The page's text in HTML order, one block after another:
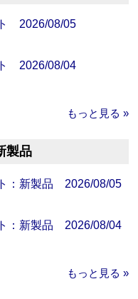
2026/08/05
2026/08/04
もっと見る »
製品
：新製品 2026/08/05
：新製品 2026/08/04
もっと見る »